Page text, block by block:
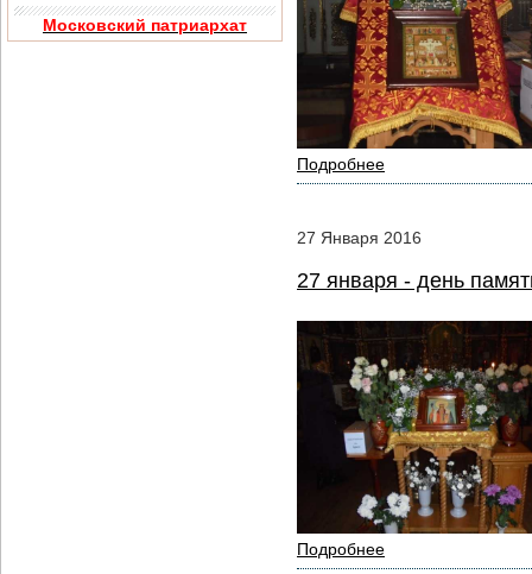
Московский патриархат
Подробнее
27 Января 2016
27 января - день
Подробнее